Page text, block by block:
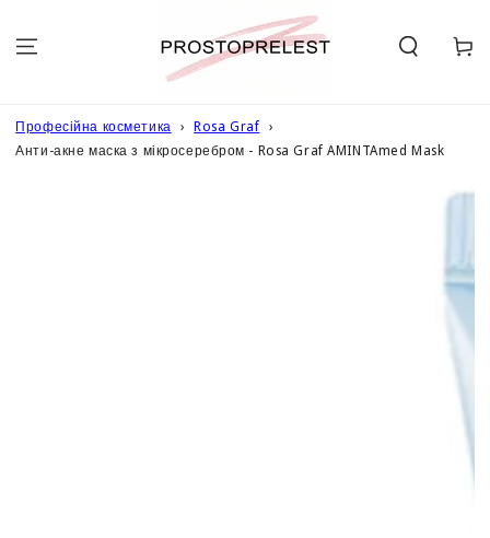
Кошик
Професійна косметика
Rosa Graf
Анти-акне маска з мікросеребром - Rosa Graf AMINTAmed Mask